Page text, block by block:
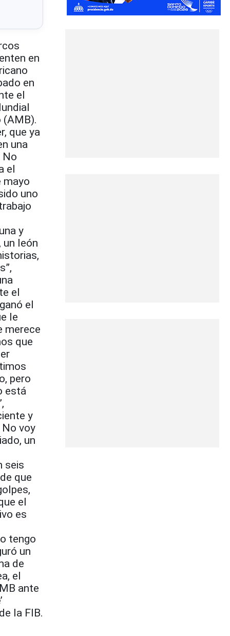
en
en
el
(AMB).
que ya
una
No
el
mayo
uno
y
un león
el
el
le
merece
que
pero
está
y
voy
un
seis
que
el
es
tengo
un
de
el
ante
la FIB.